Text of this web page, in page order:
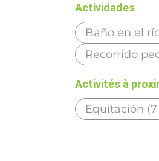
Actividades
Baño en el
Recorrido
Activités à
Equitación